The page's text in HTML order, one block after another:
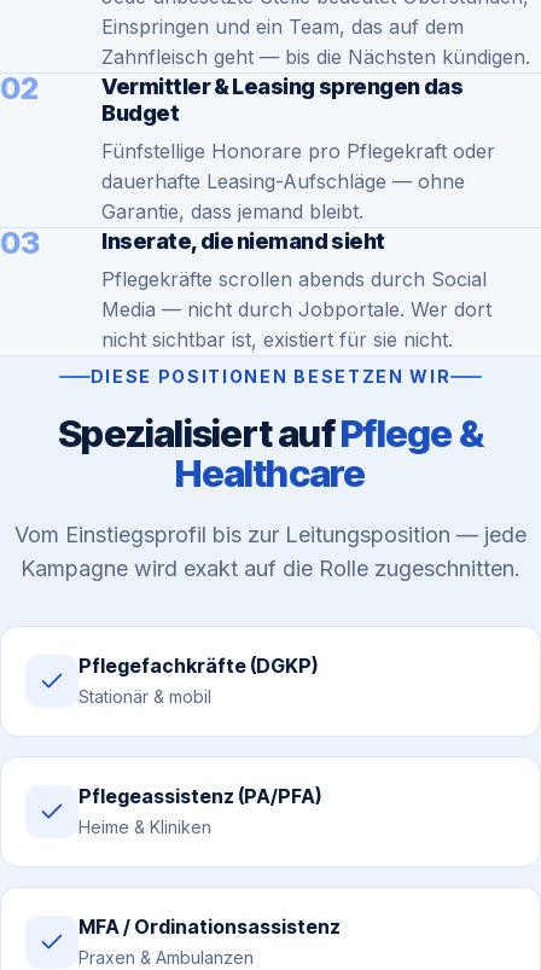
Einspringen und ein Team, das auf dem
Zahnfleisch geht — bis die Nächsten kündigen.
02
Vermittler & Leasing sprengen das
Budget
Fünfstellige Honorare pro Pflegekraft oder
dauerhafte Leasing-Aufschläge — ohne
Garantie, dass jemand bleibt.
03 Inserate, die niemand sieht
Pflegekräfte scrollen abends durch Social
Media — nicht durch Jobportale. Wer dort
nicht sichtbar ist, existiert für sie nicht.
DIESE POSITIONEN BESETZEN WIR
Spezialisiert aufPflege &
Healthcare
Vom Einstiegsprofil bis zur Leitungsposition — jede
Kampagne wird exakt auf die Rolle zugeschnitten.
Pflegefachkräfte (DGKP)
Stationär & mobil
Pflegeassistenz (PA/PFA)
Heime & Kliniken
MFA / Ordinationsassistenz
Praxen & Ambulanzen